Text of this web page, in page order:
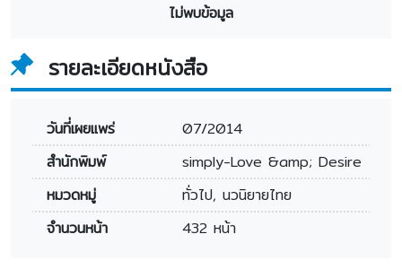
ไม่พบข้อมูล
รายละเอียดหนังสือ
วันที่เผยแพร่
07/2014
สำนักพิมพ์
simply-Love &amp; Desire
หมวดหมู่
ทั่วไป, นวนิยายไทย
จำนวนหน้า
432 หน้า